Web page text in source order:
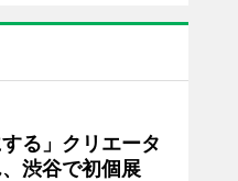
する」クリエータ
渋谷で初個展